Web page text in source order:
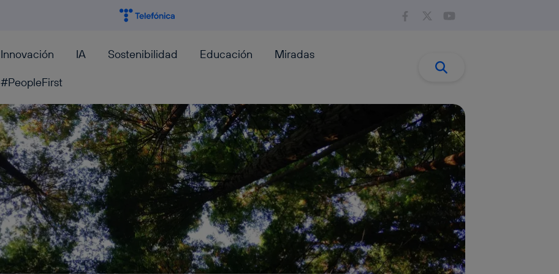
Innovación IA Sostenibilidad Educación
Miradas
#PeopleFirst
Buscar